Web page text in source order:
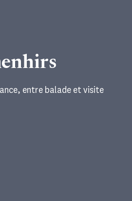
entre balade et visite